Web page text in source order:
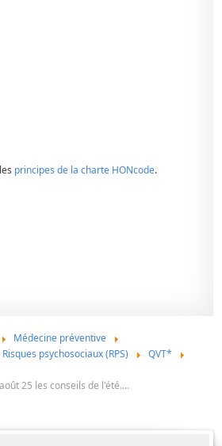
principes de la charte HONcode.
Médecine préventive
Risques psychosociaux (RPS)
QVT*
25 les conseils de l'été....